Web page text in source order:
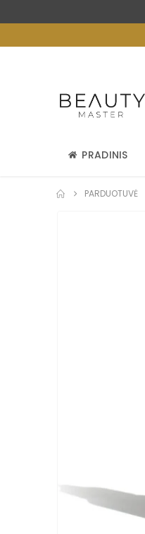
PRADINIS
PARDUOTUVĖ